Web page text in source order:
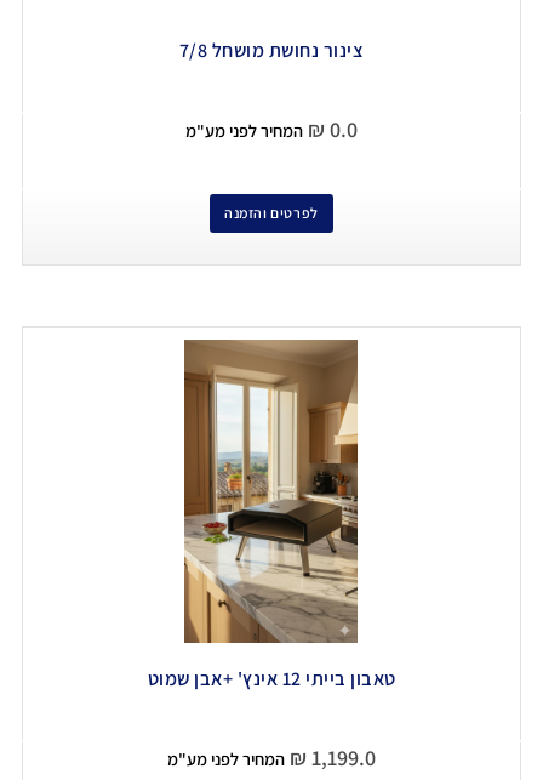
צינור נחושת מושחל 7/8
₪ 0.0 המחיר לפני מע"מ
לפרטים והזמנה
טאבון בייתי 12 אינץ' +אבן שמוט
₪ 1,199.0 המחיר לפני מע"מ